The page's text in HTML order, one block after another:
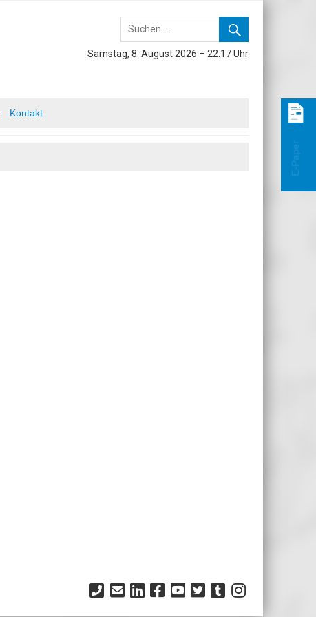
Samstag, 8. August 2026 – 22.17 Uhr
Kontakt
E-Paper